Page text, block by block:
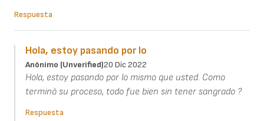
Respuesta
Hola, estoy pasando por lo
Anónimo (unverified)20 Dic 2022
Hola, estoy pasando por lo mismo que usted. Como
terminó su proceso, todo fue bien sin tener sangrado ?
Respuesta